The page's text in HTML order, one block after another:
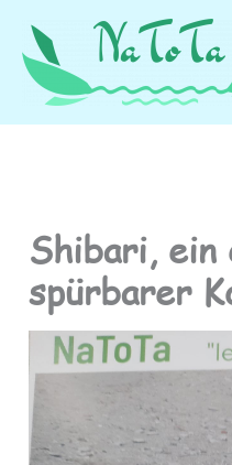
Inhalt
springen
Shibari,
spürbarer